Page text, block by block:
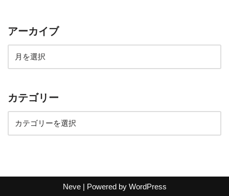
アーカイブ
カテゴリー
Neve| Powered by WordPress